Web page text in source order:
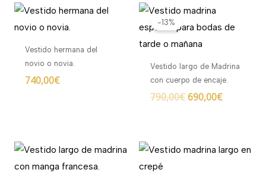
Vestido hermana del
novio o novia.
740,00€
-13%
Vestido largo de Madrina
con cuerpo de encaje.
790,00€
El
original
era:
690,00€
actual